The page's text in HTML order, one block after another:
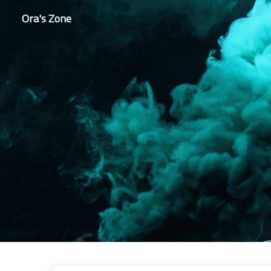
Ora's Zone